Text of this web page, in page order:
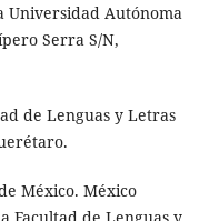
Universidad Autónoma
Serra S/N,
de Lenguas y Letras
México. México